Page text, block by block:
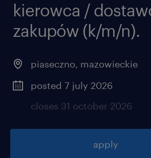
kierowca /
zakupów (k/m/n).
piaseczno, mazowieckie
posted 7 july 2026
closes 31 october 2026
apply